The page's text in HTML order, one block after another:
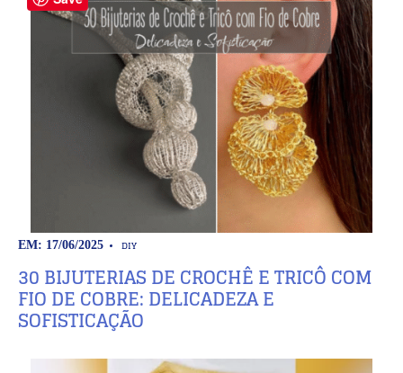
EM: 17/06/2025 DIY
30 BIJUTERIAS DE CROCHÊ E TRICÔ COM
FIO DE COBRE: DELICADEZA E
SOFISTICAÇÃO